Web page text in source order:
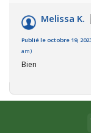
Melissa K.
Publié le octobre 19,
am)
Bien